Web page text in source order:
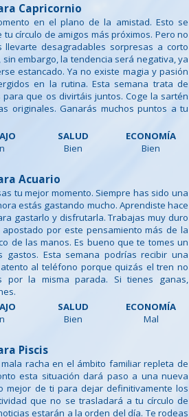
Capricornio
en el plano de la amistad. Esto se
círculo de amigos más próximos. Pero no
desagradables sorpresas a corto
embargo, la tendencia será negativa, ya
estancado. Ya no existe magia y pasión
en la rutina. Esta semana trata de
que os divirtáis juntos. Coge la sartén
originales. Ganarás muchos puntos a tu
SALUD
Bien
ECONOMÍA
Bien
Acuario
tu mejor momento. Siempre has sido una
estás gastando mucho. Aprendiste hace
gastarlo y disfrutarla. Trabajas muy duro
por este pensamiento más de la
de las manos. Es bueno que te tomes un
gastos. Esta semana podrías recibir una
al teléfono porque quizás el tren no
por la misma parada. Si tienes ganas,
SALUD
Bien
ECONOMÍA
Mal
Piscis
racha en el ámbito familiar repleta de
esta situación dará paso a una nueva
mejor de ti para dejar definitivamente los
que no se trasladará a tu círculo de
estarán a la orden del día. Te rodeas